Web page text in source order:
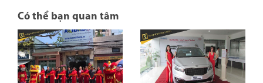
Có thể bạn quan tâm